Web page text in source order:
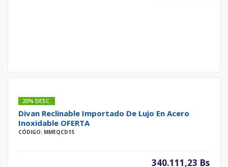
20% DESC.
Divan Reclinable Importado De Lujo En Acero
Inoxidable OFERTA
CÓDIGO: MMEQCD15
340.111,23 Bs